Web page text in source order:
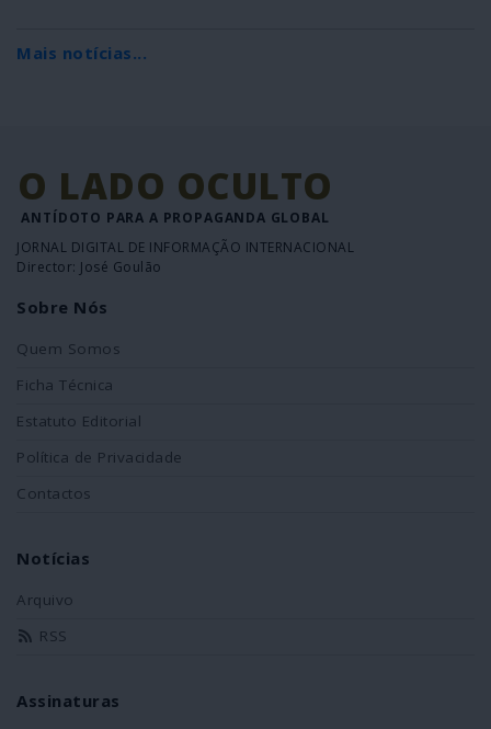
Mais notícias...
O LADO OCULTO
ANTÍDOTO PARA A PROPAGANDA GLOBAL
JORNAL DIGITAL DE INFORMAÇÃO INTERNACIONAL
Director: José Goulão
Sobre Nós
Quem Somos
Ficha Técnica
Estatuto Editorial
Política de Privacidade
Contactos
Notícias
Arquivo
RSS
Assinaturas